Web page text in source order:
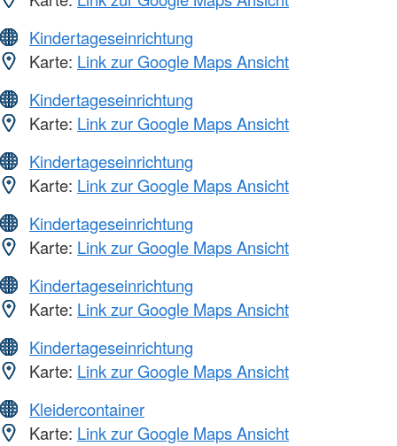
Kindertageseinrichtung
Karte: Link zur Google Maps Ansicht
Kindertageseinrichtung
Karte: Link zur Google Maps Ansicht
Kindertageseinrichtung
Karte: Link zur Google Maps Ansicht
Kindertageseinrichtung
Karte: Link zur Google Maps Ansicht
Kindertageseinrichtung
Karte: Link zur Google Maps Ansicht
Kindertageseinrichtung
Karte: Link zur Google Maps Ansicht
Kleidercontainer
Karte: Link zur Google Maps Ansicht